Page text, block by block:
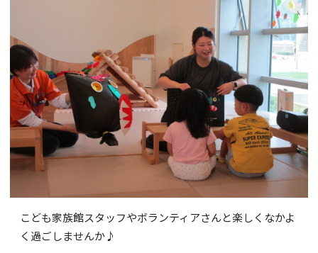
こども家族館スタッフやボランティアさんと楽しくなかよ
く過ごしませんか♪